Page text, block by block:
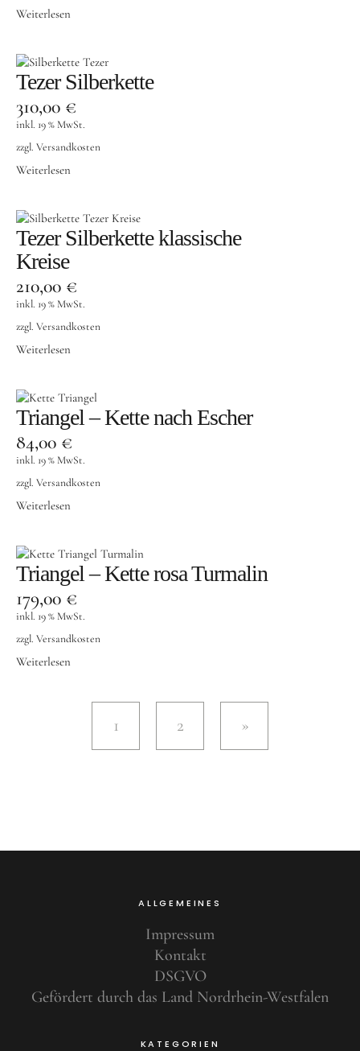
Weiterlesen
Tezer Silberkette
310,00 €
inkl. 19 % MwSt.
zzgl. Versandkosten
Weiterlesen
Tezer Silberkette klassische
Kreise
210,00 €
inkl. 19 % MwSt.
zzgl. Versandkosten
Weiterlesen
Triangel – Kette nach Escher
84,00 €
inkl. 19 % MwSt.
zzgl. Versandkosten
Weiterlesen
Triangel – Kette rosa Turmalin
179,00 €
inkl. 19 % MwSt.
zzgl. Versandkosten
Weiterlesen
1 2
ALLGEMEINES
Impressum
Kontakt
DSGVO
Gefördert durch das Land Nordrhein-Westfalen
KATEGORIEN